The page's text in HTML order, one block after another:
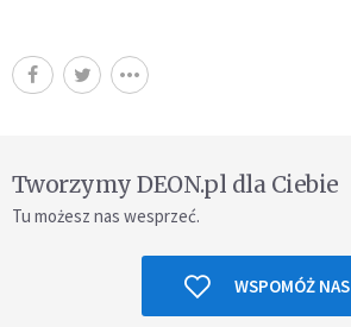
Tworzymy DEON.pl dla Ciebie
Tu możesz nas wesprzeć.
WSPOMÓŻ NAS